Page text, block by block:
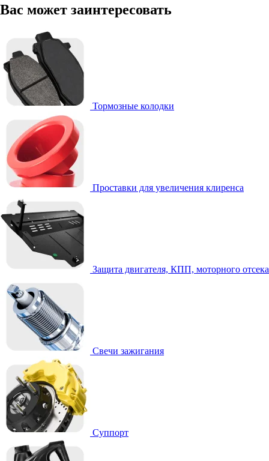
Вас может заинтересовать
Тормозные колодки
Проставки для увеличения клиренса
Защита двигателя, КПП, моторного отсека
Свечи зажигания
Суппорт